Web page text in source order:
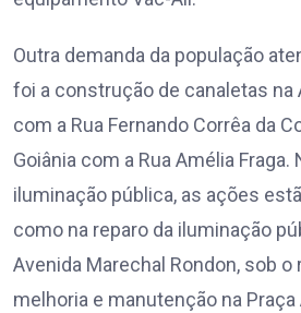
Outra demanda da população
foi a construção de canaletas na
com a Rua Fernando Corrêa da
Goiânia com a Rua Amélia Fraga.
iluminação pública, as ações
como na reparo da iluminação
Avenida Marechal Rondon, sob o
melhoria e manutenção na